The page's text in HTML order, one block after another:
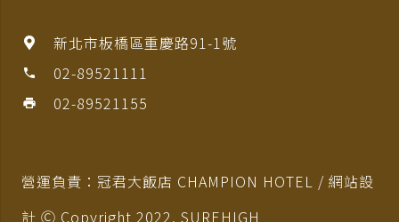
新北市板橋區重慶路91-1號
phone 02-89521111
print 02-89521155
營運負責：冠君大飯店 CHAMPION HOTEL / 網站設
計 Ⓒ Copyright 2022, SUREHIGH